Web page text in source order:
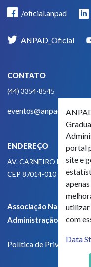
(44) 3354-8545
eventos@anpad.org.br
ENDEREÇO
AV. CARNEIRO LEÃO, 825
CEP 87014-010 -
Associação Nacional de
Administração - CNPJ
Política de Privacidade
portal
site e
utilizar
com
Data